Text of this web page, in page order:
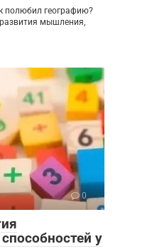
полюбил географию?
мышления,
0
у